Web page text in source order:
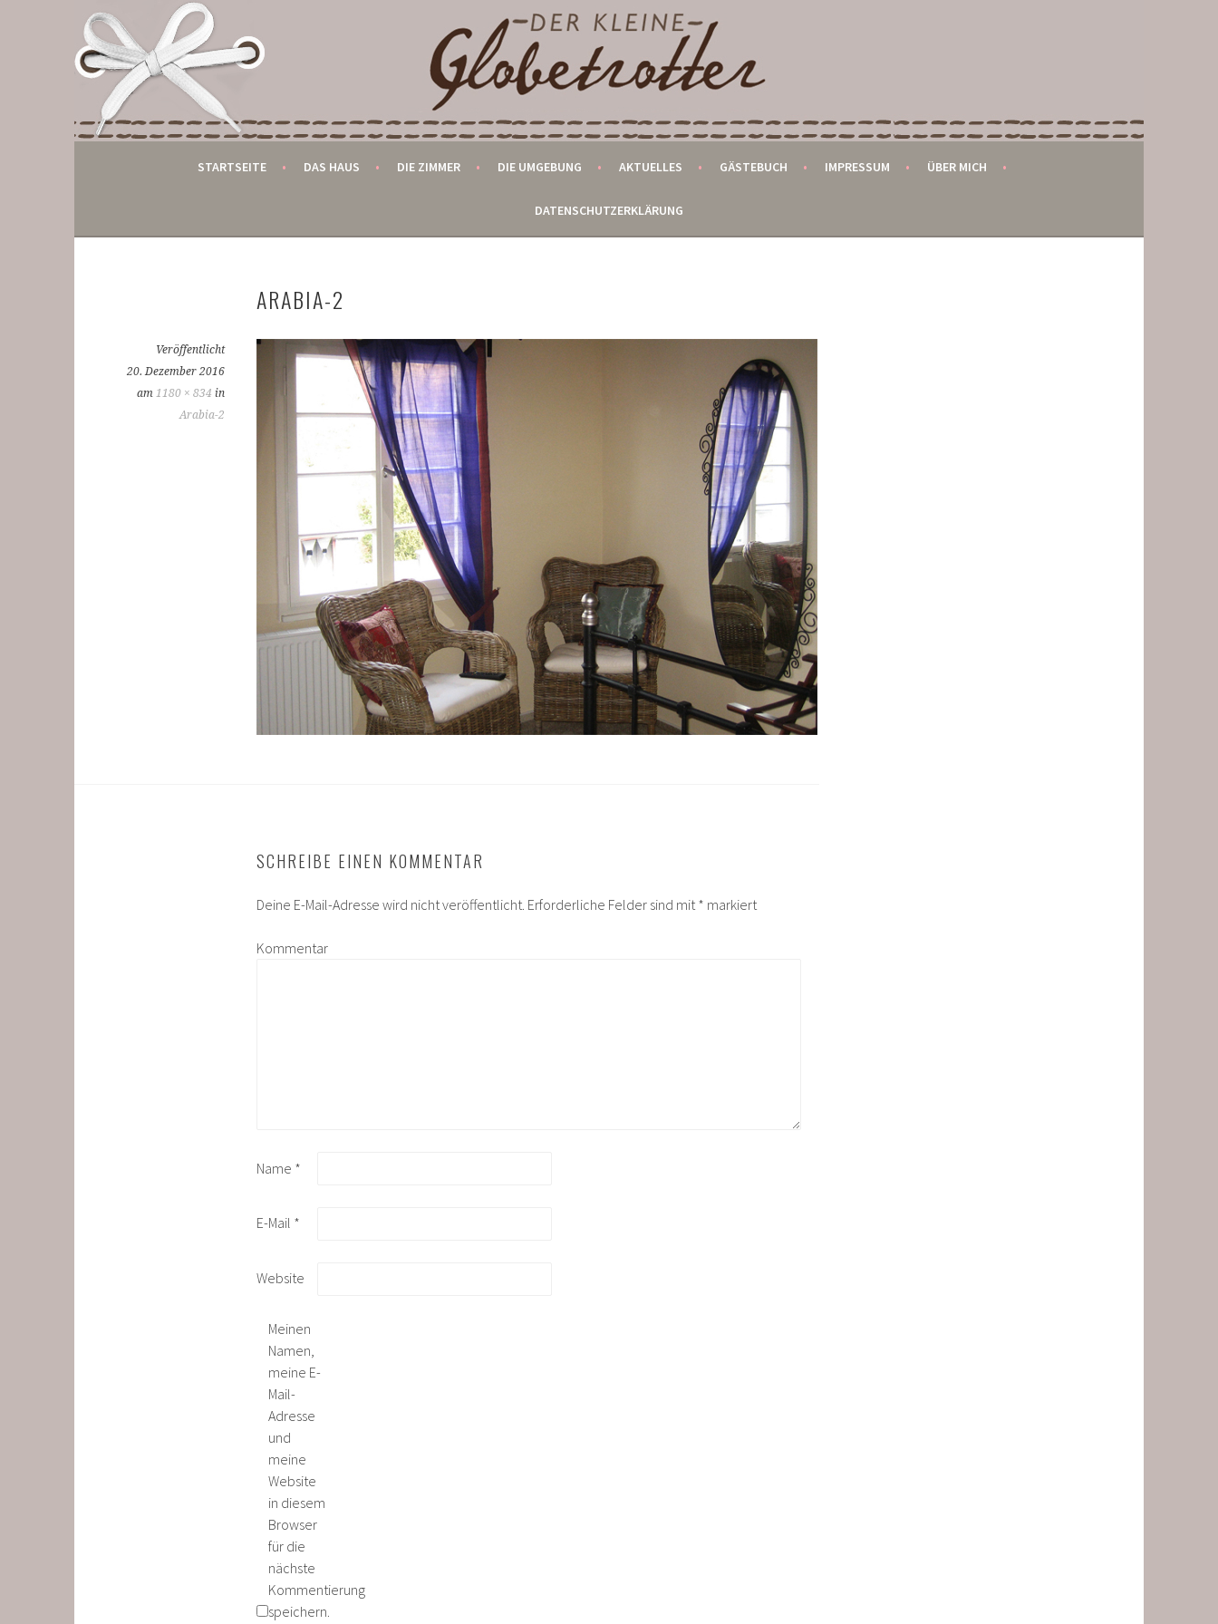
Springe
zum
Inhalt
DER KLEINE GLOBETROTTER
BED AND BREAKFAST IN MONSCHAU
STARTSEITE DAS HAUS DIE ZIMMER DIE UMGEBUNG AKTUELLES GÄSTEBUCH IMPRESSUM ÜBER MICH
DATENSCHUTZERKLÄRUNG
ARABIA-2
Veröffentlicht
20. Dezember 2016
am 1180 × 834 in
Arabia-2
SCHREIBE EINEN KOMMENTAR
Deine E-Mail-Adresse wird nicht veröffentlicht. Erforderliche Felder sind mit* markiert
Kommentar
Name *
E-Mail *
Website
Meinen
Namen,
meine E-
Mail-
Adresse
und
meine
Website
in diesem
Browser
für die
nächste
Kommentierung
speichern.